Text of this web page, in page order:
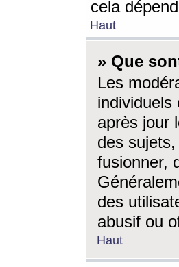
cela
Haut
» Que
Les
individuels
après jour
des
fusionner,
des
abusif ou
Haut